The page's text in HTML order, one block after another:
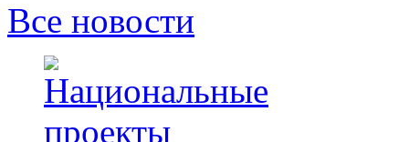
Все новости